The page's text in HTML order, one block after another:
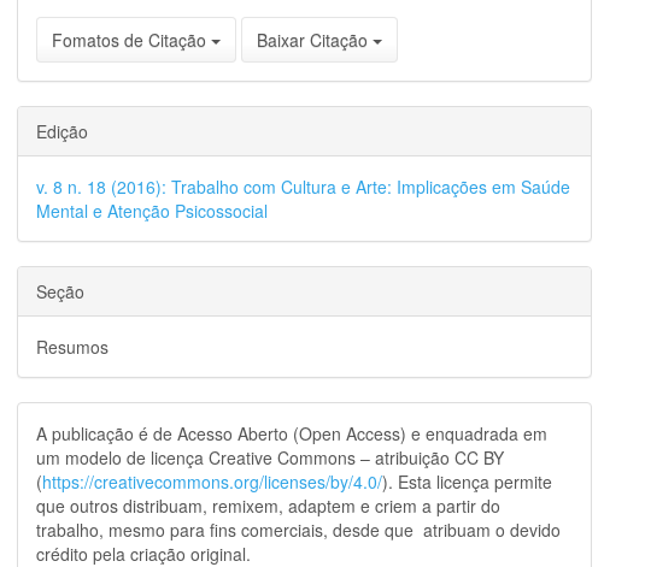
Fomatos de Citação Baixar Citação
Edição
v. 8 n. 18 (2016): Trabalho com Cultura e Arte: Implicações em Saúde
Mental e Atenção Psicossocial
Seção
Resumos
A publicação é de Acesso Aberto (Open Access) e enquadrada em
um modelo de licença Creative Commons – atribuição CC BY
(https://creativecommons.org/licenses/by/4.0/). Esta licença permite
que outros distribuam, remixem, adaptem e criem a partir do
trabalho, mesmo para fins comerciais, desde que atribuam o devido
crédito pela criação original.